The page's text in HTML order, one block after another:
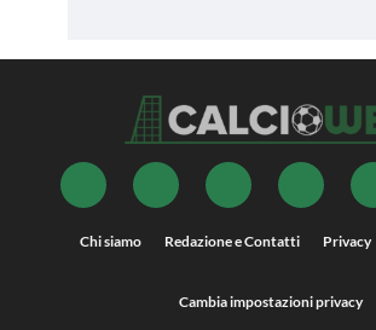
Chi siamo Redazione e Contatti Privacy
Cambia impostazioni privacy